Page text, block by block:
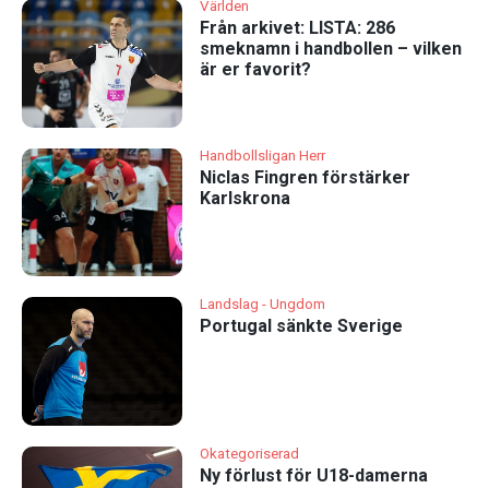
Världen
Från arkivet: LISTA: 286
smeknamn i handbollen – vilken
är er favorit?
Handbollsligan Herr
Niclas Fingren förstärker
Karlskrona
Landslag - Ungdom
Portugal sänkte Sverige
Okategoriserad
Ny förlust för U18-damerna